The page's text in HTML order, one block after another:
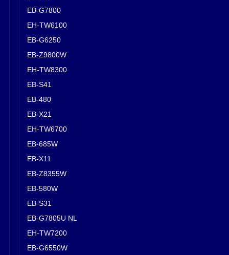
EB-G7800
EH-TW6100
EB-G6250
EB-Z9800W
EH-TW8300
EB-S41
EB-480
EB-X21
EH-TW6700
EB-685W
EB-X11
EB-Z8355W
EB-580W
EB-S31
EB-G7805U NL
EH-TW7200
EB-G6550W